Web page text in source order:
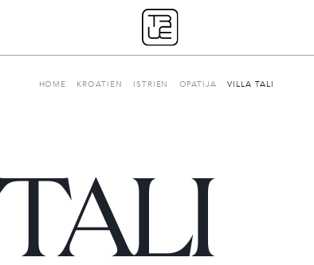
Unsere Geschichte
HOME KROATIEN ISTRIEN OPATIJA VILLA TALI